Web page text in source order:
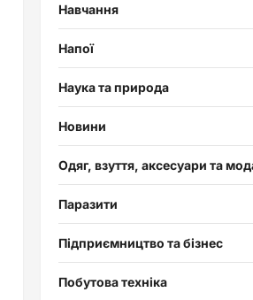
Навчання
Напої
Наука та природа
Новини
Одяг, взуття, аксесуари та
Паразити
Підприємництво та бізнес
Побутова техніка